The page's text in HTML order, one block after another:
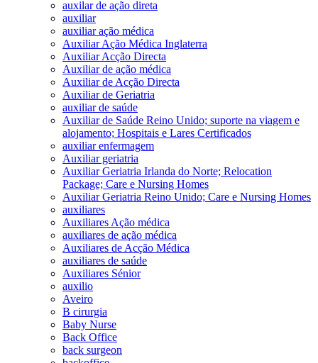
auxilar de ação direta
auxiliar
auxiliar ação médica
Auxiliar Ação Médica Inglaterra
Auxiliar Acção Directa
Auxiliar de ação médica
Auxiliar de Acção Directa
Auxiliar de Geriatria
auxiliar de saúde
Auxiliar de Saúde Reino Unido; suporte na viagem e
alojamento; Hospitais e Lares Certificados
auxiliar enfermagem
Auxiliar geriatria
Auxiliar Geriatria Irlanda do Norte; Relocation
Package; Care e Nursing Homes
Auxiliar Geriatria Reino Unido; Care e Nursing Homes
auxiliares
Auxiliares Ação médica
auxiliares de ação médica
Auxiliares de Acção Médica
auxiliares de saúde
Auxiliares Sénior
auxilio
Aveiro
B cirurgia
Baby Nurse
Back Office
back surgeon